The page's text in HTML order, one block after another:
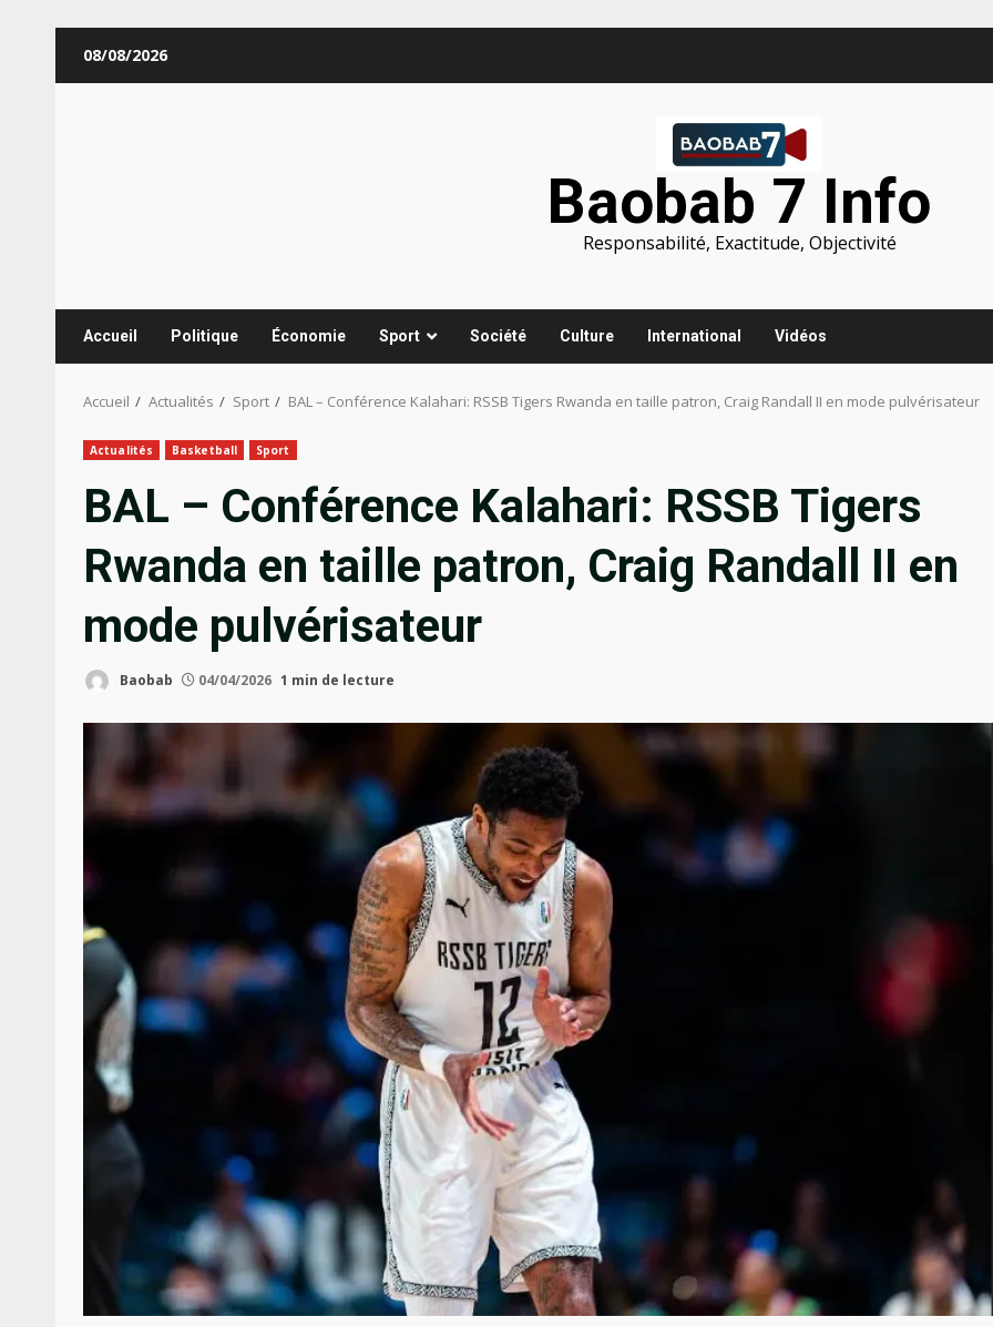
08/08/2026
Baobab 7 Info
Responsabilité, Exactitude, Objectivité
Accueil Politique Économie Sport Société Culture International Vidéos
Accueil Actualités Sport BAL – Conférence Kalahari: RSSB Tigers Rwanda en taille patron, Craig Randall II en mode pulvérisateur
Actualités Basketball Sport
BAL – Conférence Kalahari: RSSB Tigers
Rwanda en taille patron, Craig Randall II en
mode pulvérisateur
Baobab 04/04/2026 1 min de lecture